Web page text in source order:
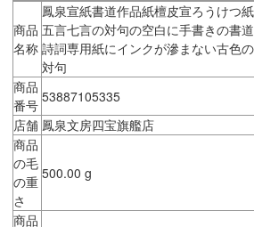
商品
名称
鳳泉宣紙書道作品紙檀皮宣ろうけつ
五言七言の対句の空白に手書きの書
詩詞専用紙にインクが滲まない古色
対句
商品
番号 53887105335
店舗 鳳泉文房四宝旗艦店
商品
の毛
の重
さ
500.00 g
商品